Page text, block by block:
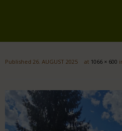
Reiserouten
Widmung
Published 26. AUGUST 2025 at 1066 × 600